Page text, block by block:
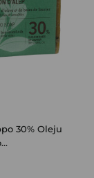
30% Oleju